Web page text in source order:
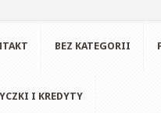
BEZ KATEGORII
I KREDYTY